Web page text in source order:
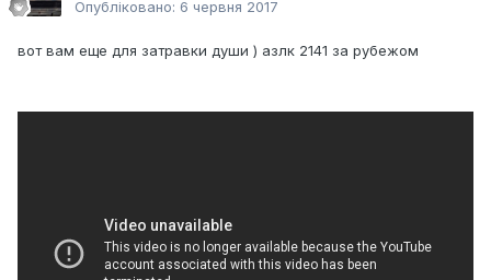
Опубліковано: 6 червня 2017
вот вам еще для затравки души ) азлк 2141 за рубежом